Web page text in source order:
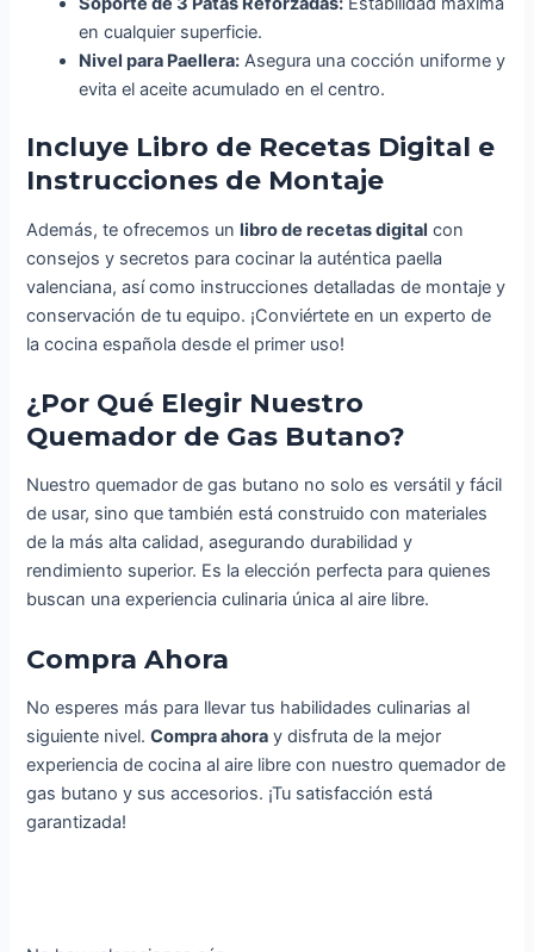
en cualquier superficie.
Nivel para Paellera: Asegura una cocción uniforme y
evita el aceite acumulado en el centro.
Incluye Libro de Recetas Digital e
Instrucciones de Montaje
Además, te ofrecemos unlibro de recetas digital con
consejos y secretos para cocinar la auténtica paella
valenciana, así como instrucciones detalladas de montaje y
conservación de tu equipo. ¡Conviértete en un experto de
la cocina española desde el primer uso!
¿Por Qué Elegir Nuestro
Quemador de Gas Butano?
Nuestro quemador de gas butano no solo es versátil y fácil
de usar, sino que también está construido con materiales
de la más alta calidad, asegurando durabilidad y
rendimiento superior. Es la elección perfecta para quienes
buscan una experiencia culinaria única al aire libre.
Compra Ahora
No esperes más para llevar tus habilidades culinarias al
siguiente nivel.Compra ahora y disfruta de la mejor
experiencia de cocina al aire libre con nuestro quemador de
gas butano y sus accesorios. ¡Tu satisfacción está
garantizada!